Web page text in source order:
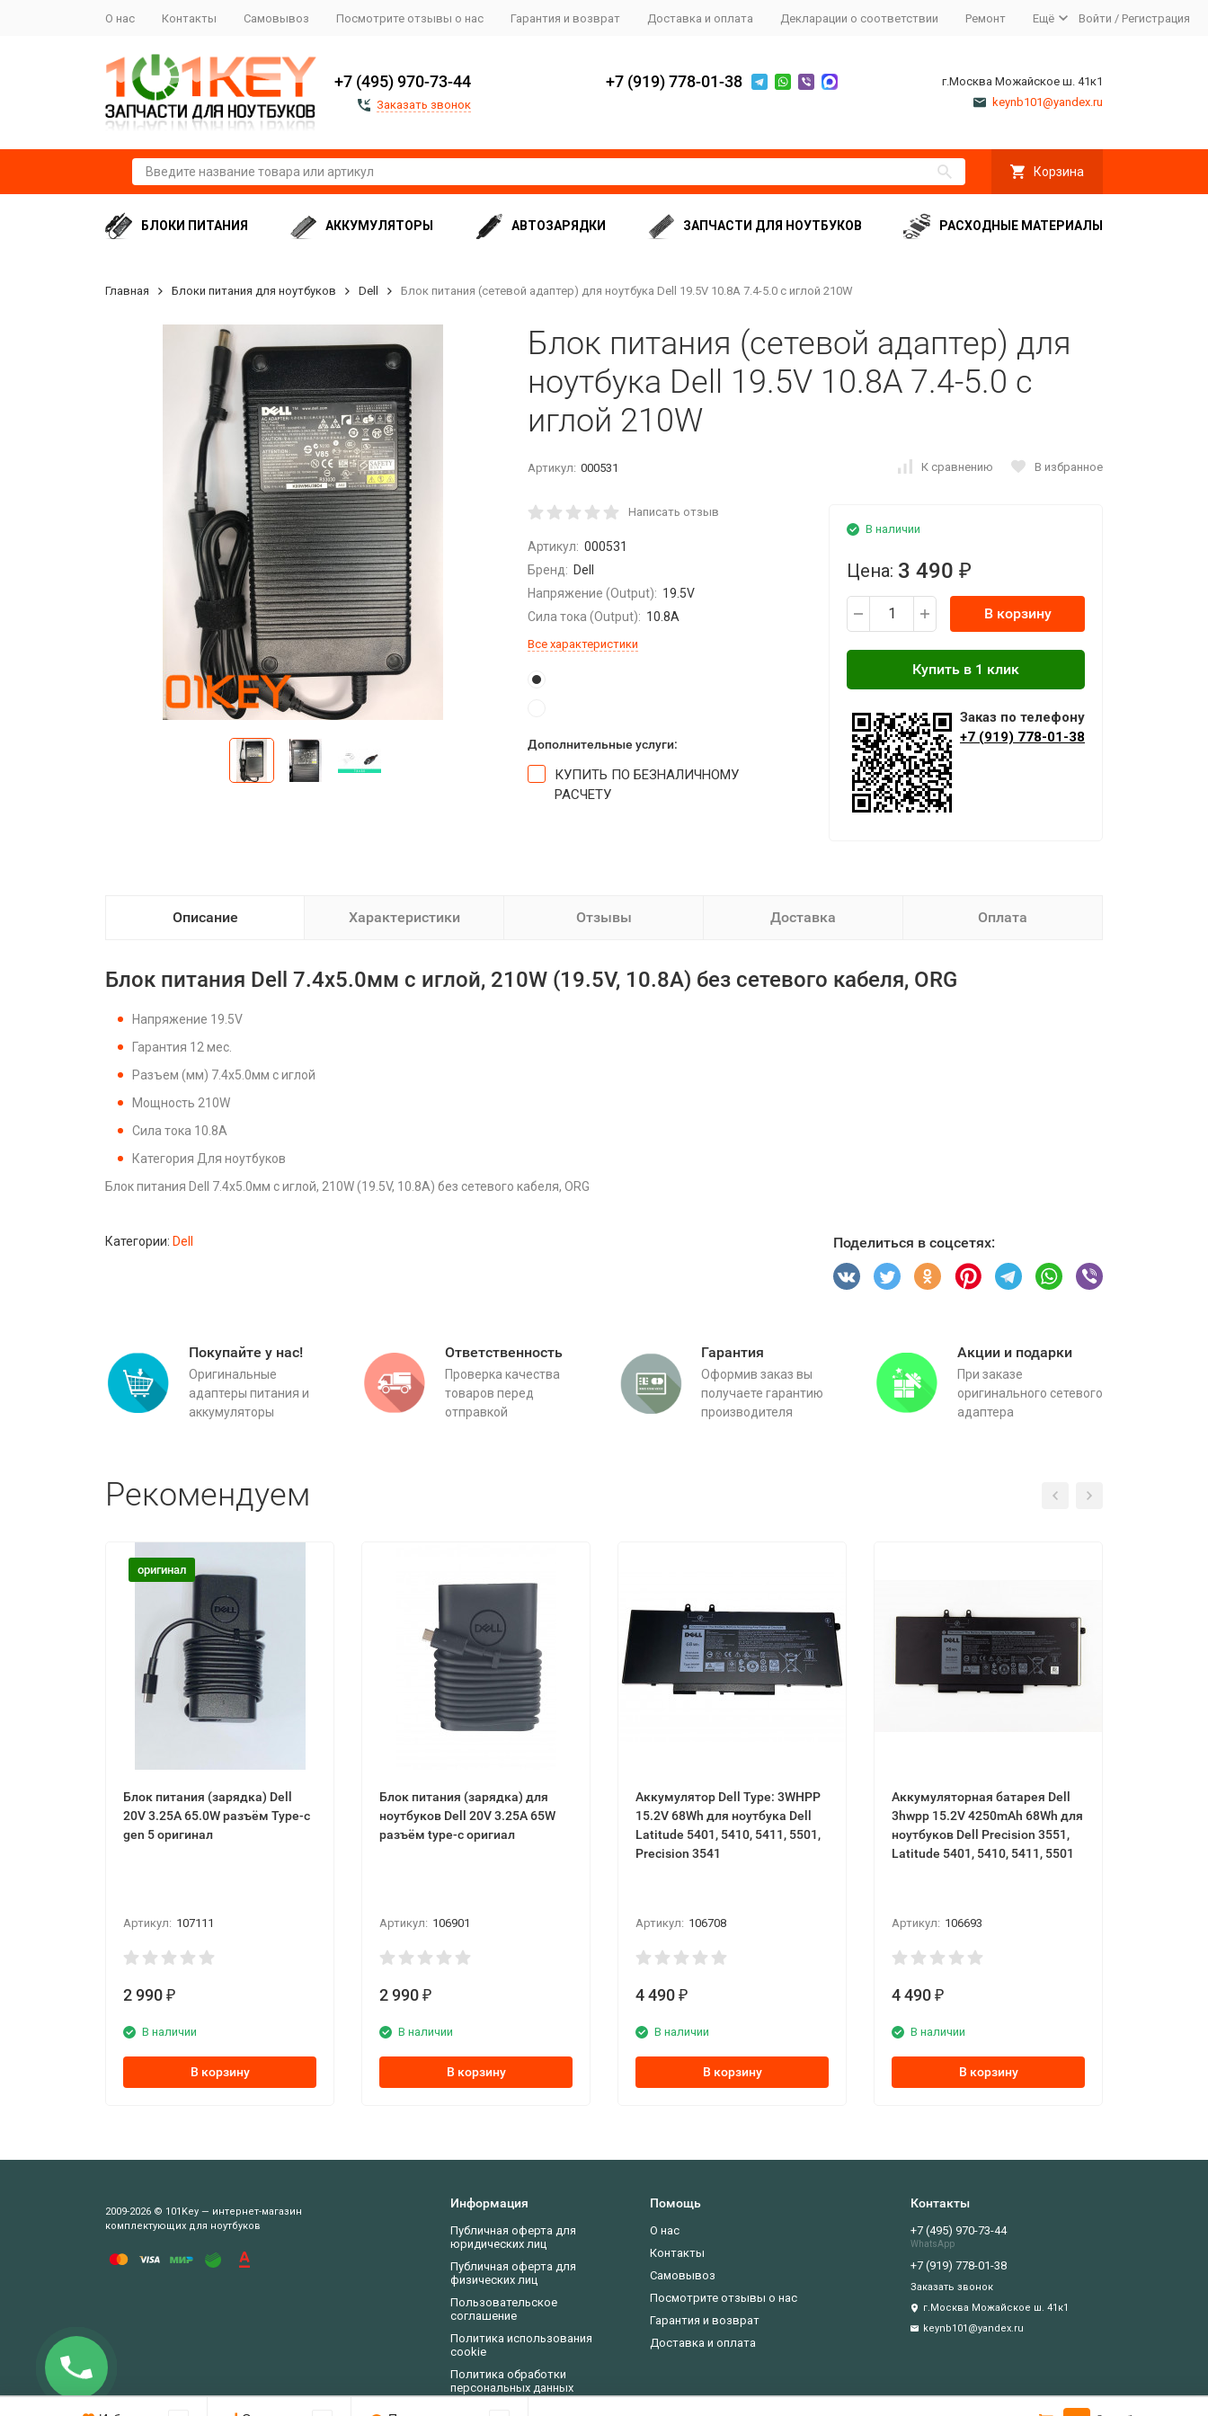
Этот веб-сайт использует cookie-файлы.
О нас Контакты Самовывоз Посмотрите отзывы о нас Гарантия и возврат Доставка и оплата Декларации о соответствии Ремонт Ещё Войти / Регистрация
+7 (495) 970-73-44
Заказать звонок
+7 (919) 778-01-38
г.Москва Можайское ш. 41к1
keynb101@yandex.ru
Корзина
БЛОКИ ПИТАНИЯ АККУМУЛЯТОРЫ АВТОЗАРЯДКИ ЗАПЧАСТИ ДЛЯ НОУТБУКОВ РАСХОДНЫЕ МАТЕРИАЛЫ
Главная Блоки питания для ноутбуков Dell Блок питания (сетевой адаптер) для ноутбука Dell 19.5V 10.8A 7.4-5.0 с иглой 210W
Блок питания (сетевой адаптер) для
ноутбука Dell 19.5V 10.8A 7.4-5.0 с
иглой 210W
Артикул: 000531 К сравнению В избранное
Написать отзыв
Артикул: 000531
Бренд: Dell
Напряжение (Output): 19.5V
Сила тока (Output): 10.8A
Все характеристики
Дополнительные услуги:
КУПИТЬ ПО БЕЗНАЛИЧНОМУ
РАСЧЕТУ
В наличии
Цена: 3 490 ₽
В корзину
Заказ по телефону
+7 (919) 778-01-38
Описание Характеристики Отзывы Доставка Оплата
Блок питания Dell 7.4x5.0мм с иглой, 210W (19.5V, 10.8A) без сетевого кабеля, ORG
Напряжение 19.5V
Гарантия 12 мес.
Разъем (мм) 7.4x5.0мм с иглой
Мощность 210W
Сила тока 10.8A
Категория Для ноутбуков
Блок питания Dell 7.4x5.0мм с иглой, 210W (19.5V, 10.8A) без сетевого кабеля, ORG
Категории: Dell Поделиться в соцсетях:
Покупайте у нас!
Оригинальные
адаптеры питания и
аккумуляторы
Ответственность
Проверка качества
товаров перед
отправкой
Гарантия
Оформив заказ вы
получаете гарантию
производителя
Акции и подарки
При заказе
оригинального сетевого
адаптера
Рекомендуем
оригинал
Блок питания (зарядка) Dell
20V 3.25A 65.0W разъём Type-c
gen 5 оригинал
Артикул: 107111
2 990 ₽
В наличии
В корзину
Блок питания (зарядка) для
ноутбуков Dell 20V 3.25A 65W
разъём type-c оригиал
Артикул: 106901
2 990 ₽
В наличии
В корзину
Аккумулятор Dell Type: 3WHPP
15.2V 68Wh для ноутбука Dell
Latitude 5401, 5410, 5411, 5501,
Precision 3541
Артикул: 106708
4 490 ₽
В наличии
В корзину
Аккумуляторная батарея Dell
3hwpp 15.2V 4250mAh 68Wh для
ноутбуков Dell Precision 3551,
Latitude 5401, 5410, 5411, 5501
Артикул: 106693
4 490 ₽
В наличии
В корзину
2009-2026 © 101Key — интернет-магазин
комплектующих для ноутбуков
Информация
Публичная оферта для
юридических лиц
Публичная оферта для
физических лиц
Пользовательское
соглашение
Политика использования
cookie
Политика обработки
персональных данных
Помощь
О нас
Контакты
Самовывоз
Посмотрите отзывы о нас
Гарантия и возврат
Доставка и оплата
Контакты
+7 (495) 970-73-44
WhatsApp
+7 (919) 778-01-38
Заказать звонок
г.Москва Можайское ш. 41к1
keynb101@yandex.ru